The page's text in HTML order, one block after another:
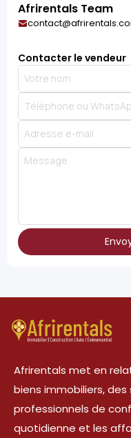
Afrirentals Team
Contacter le vendeur
Afrirentals met en
biens immobiliers,
professionnels de
quotidienne et les